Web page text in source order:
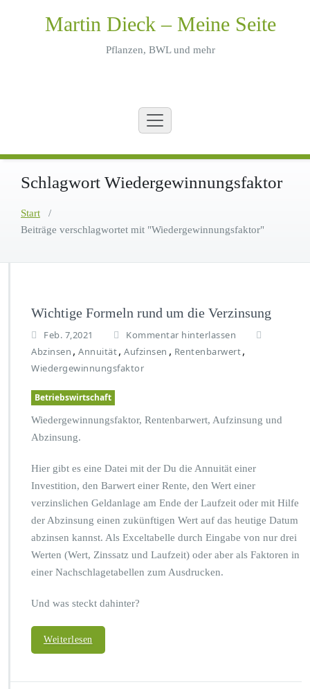
Martin Dieck – Meine Seite
Pflanzen, BWL und mehr
Schlagwort Wiedergewinnungsfaktor
Start /
Beiträge verschlagwortet mit "Wiedergewinnungsfaktor"
Wichtige Formeln rund um die Verzinsung
Feb. 7,2021
Kommentar hinterlassen
Abzinsen , Annuität, Aufzinsen , Rentenbarwert,
Wiedergewinnungsfaktor
Betriebswirtschaft
Wiedergewinnungsfaktor, Rentenbarwert, Aufzinsung und
Abzinsung.
Hier gibt es eine Datei mit der Du die Annuität einer
Investition, den Barwert einer Rente, den Wert einer
verzinslichen Geldanlage am Ende der Laufzeit oder mit Hilfe
der Abzinsung einen zukünftigen Wert auf das heutige Datum
abzinsen kannst. Als Exceltabelle durch Eingabe von nur drei
Werten (Wert, Zinssatz und Laufzeit) oder aber als Faktoren in
einer Nachschlagetabellen zum Ausdrucken.
Und was steckt dahinter?
Weiterlesen